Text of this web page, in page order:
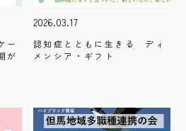
ー
が
2026.03.17
認知症とともに生きる ディ
メンシア・ギフト